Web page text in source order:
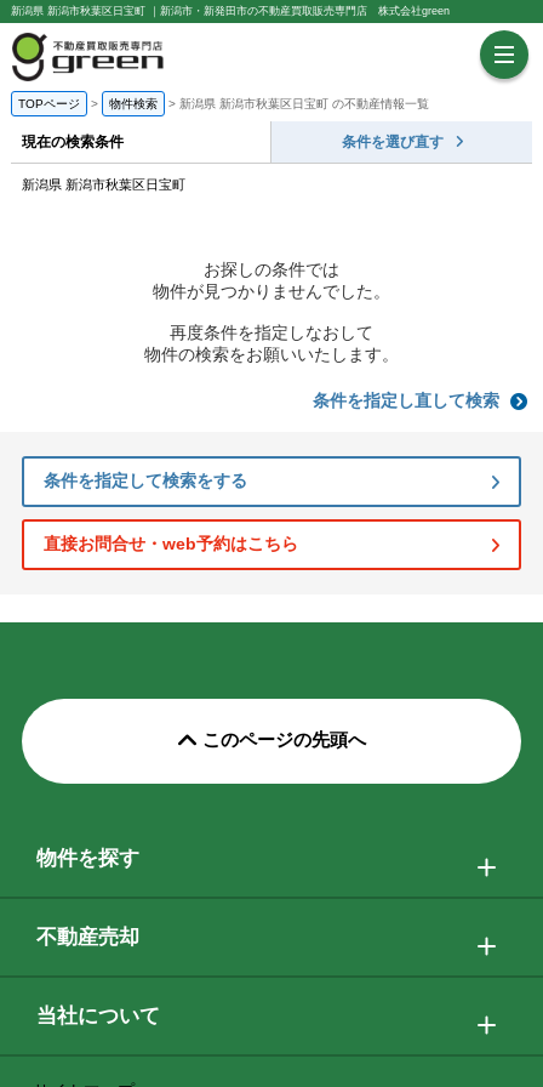
新潟県 新潟市秋葉区日宝町 ｜新潟市・新発田市の不動産買取販売専門店 株式会社green
TOPページ 物件検索 新潟県 新潟市秋葉区日宝町 の不動産情報一覧
現在の検索条件 条件を選び直す
新潟県 新潟市秋葉区日宝町
お探しの条件では
物件が見つかりませんでした。
再度条件を指定しなおして
物件の検索をお願いいたします。
条件を指定し直して検索
条件を指定して検索をする
直接お問合せ・web予約はこちら
このページの先頭へ
物件を探す
不動産売却
当社について